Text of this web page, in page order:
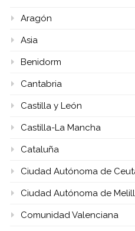
Aragón
Asia
Benidorm
Cantabria
Castilla y León
Castilla-La Mancha
Cataluña
Ciudad Autónoma de
Ciudad Autónoma de
Comunidad Valenciana